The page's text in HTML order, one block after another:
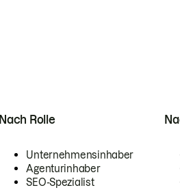
Nach Rolle
Unternehmensinhaber
Agenturinhaber
SEO-Spezialist